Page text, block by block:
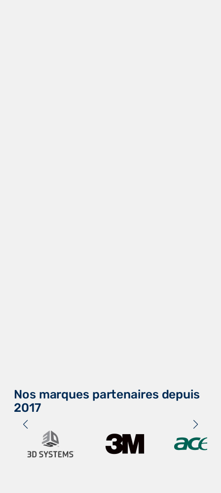
Nos marques partenaires depuis
2017